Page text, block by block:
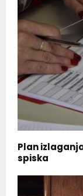
Plan
spiska